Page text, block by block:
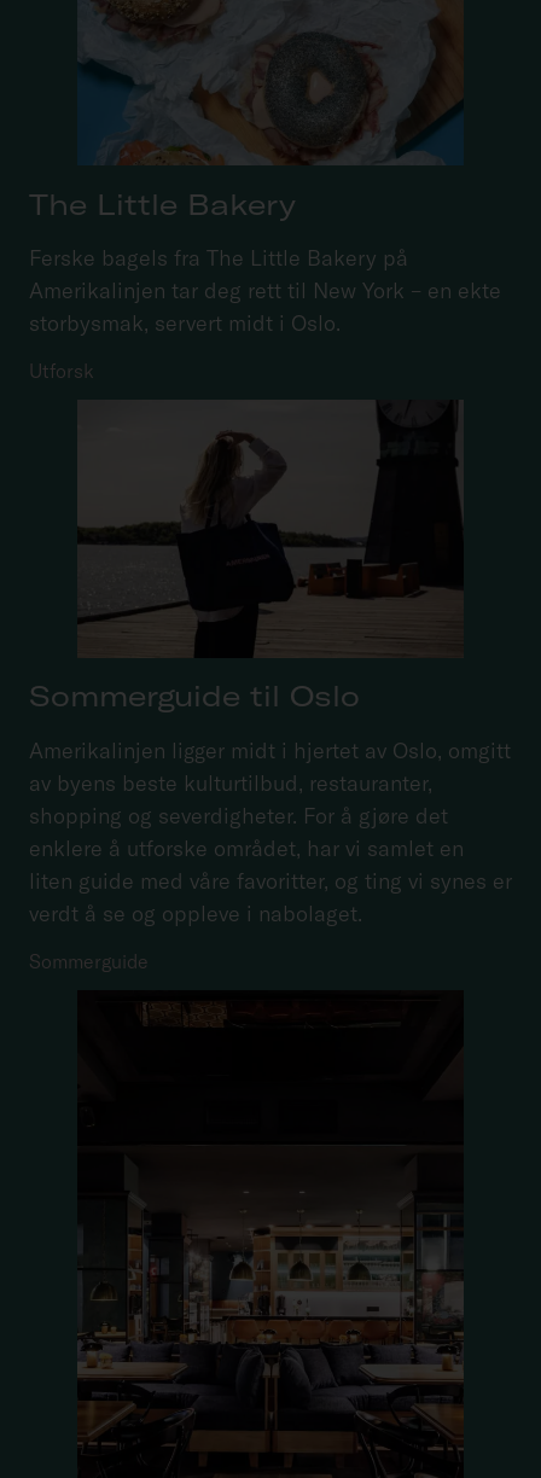
The Little Bakery
Ferske bagels fra The Little Bakery på
Amerikalinjen tar deg rett til New York – en ekte
storbysmak, servert midt i Oslo.
Utforsk
Sommerguide til Oslo
Amerikalinjen ligger midt i hjertet av Oslo, omgitt
av byens beste kulturtilbud, restauranter,
shopping og severdigheter. For å gjøre det
enklere å utforske området, har vi samlet en
liten guide med våre favoritter, og ting vi synes er
verdt å se og oppleve i nabolaget.
Sommerguide